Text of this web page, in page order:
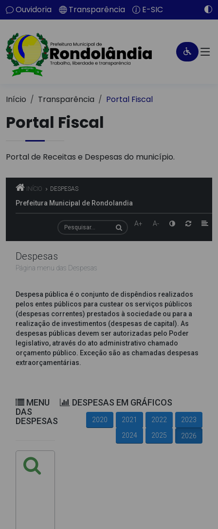
Ouvidoria Transparência E-SIC
Início Transparência Portal Fiscal
Portal Fiscal
Portal de Receitas e Despesas do município.